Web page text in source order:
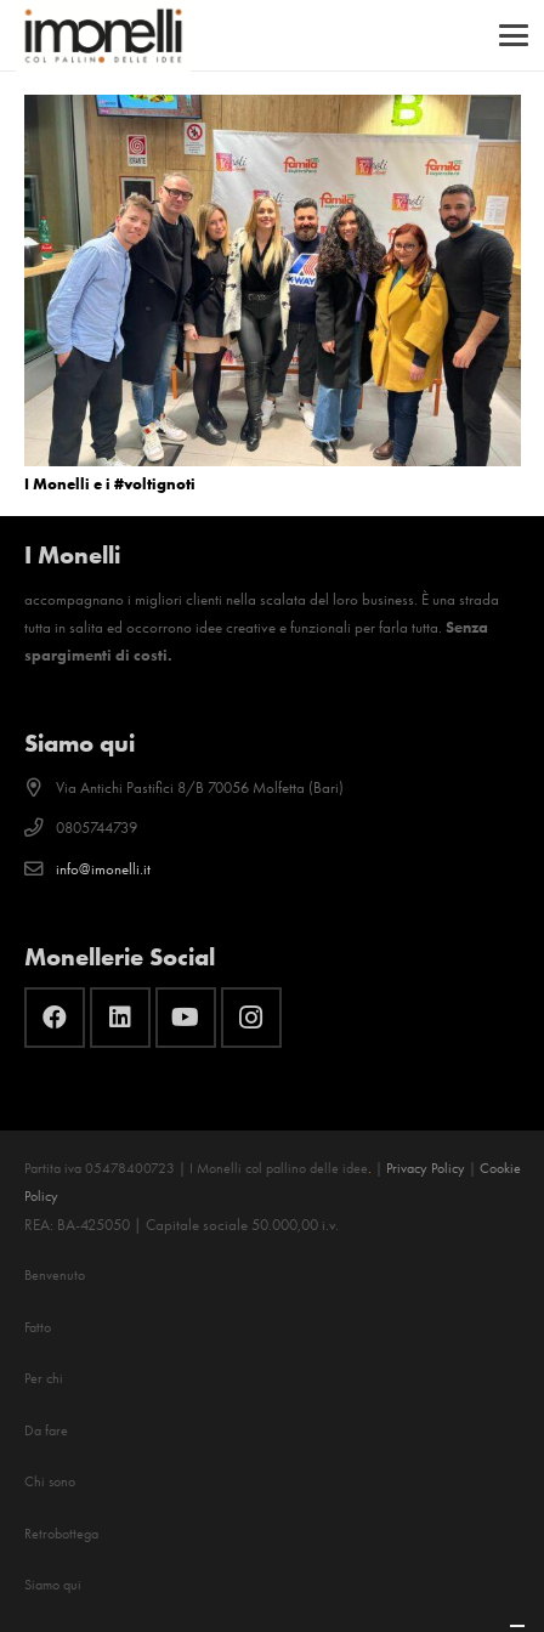
I Monelli e i #voltignoti
I Monelli
accompagnano i migliori clienti nella scalata del loro business. È una strada
tutta in salita ed occorrono idee creative e funzionali per farla tutta. Senza
spargimenti di costi.
Siamo qui
Via Antichi Pastifici 8/B 70056 Molfetta (Bari)
0805744739
info@imonelli.it
Monellerie Social
Partita iva 05478400723 | I Monelli col pallino delle idee | Privacy Policy | Cookie
Policy
REA: BA-425050 | Capitale sociale 50.000,00 i.v.
Benvenuto
Fatto
Per chi
Da fare
Chi sono
Retrobottega
Siamo qui